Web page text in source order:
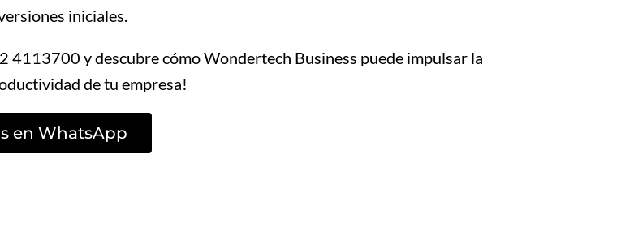
iniciales.
4113700 y descubre cómo Wondertech Business puede impulsar la
de tu empresa!
en WhatsApp